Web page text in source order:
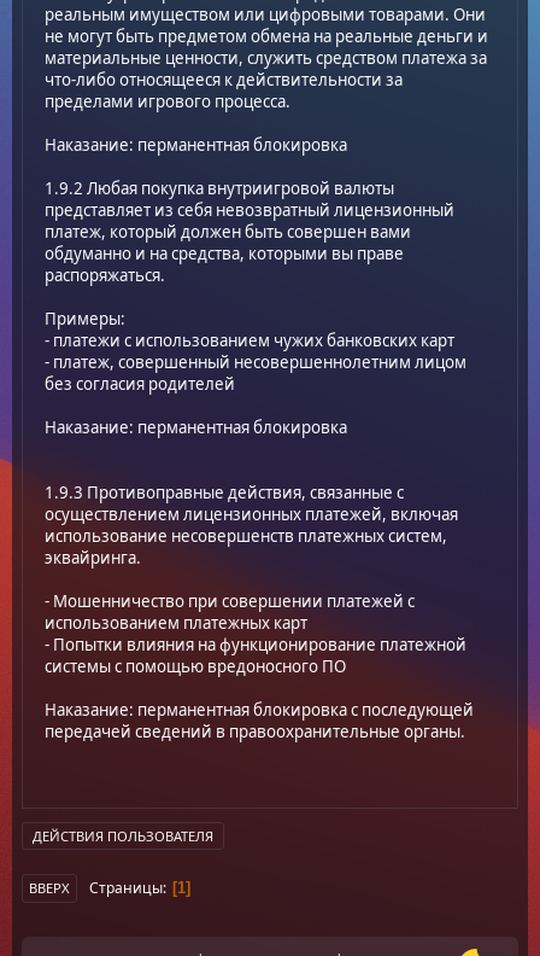
реальным имуществом или цифровыми товарами. Они
не могут быть предметом обмена на реальные деньги и
материальные ценности, служить средством платежа за
что-либо относящееся к действительности за
пределами игрового процесса.
Наказание: перманентная блокировка
1.9.2 Любая покупка внутриигровой валюты
представляет из себя невозвратный лицензионный
платеж, который должен быть совершен вами
обдуманно и на средства, которыми вы праве
распоряжаться.
Примеры:
- платежи с использованием чужих банковских карт
- платеж, совершенный несовершеннолетним лицом
без согласия родителей
Наказание: перманентная блокировка
1.9.3 Противоправные действия, связанные с
осуществлением лицензионных платежей, включая
использование несовершенств платежных систем,
эквайринга.
- Мошенничество при совершении платежей с
использованием платежных карт
- Попытки влияния на функционирование платежной
системы с помощью вредоносного ПО
Наказание: перманентная блокировка с последующей
передачей сведений в правоохранительные органы.
ДЕЙСТВИЯ ПОЛЬЗОВАТЕЛЯ
ВВЕРХ Страницы 1